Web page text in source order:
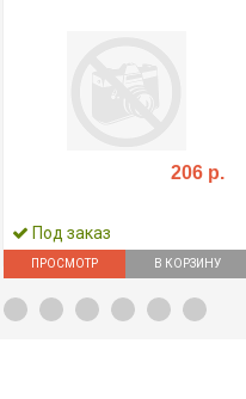
206 р.
Под заказ
ПРОСМОТР В КОРЗИНУ